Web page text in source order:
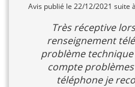
Avis publié le 22/12/2021 suite
Très réceptive
renseignement
problème
compte
téléphone je